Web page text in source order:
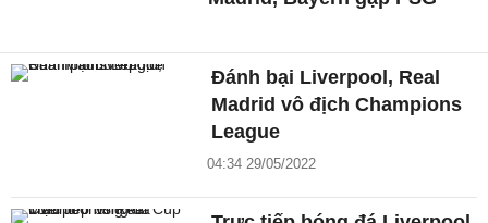
Đánh bại Liverpool, Real
Madrid vô địch Champions
League
04:34 29/05/2022